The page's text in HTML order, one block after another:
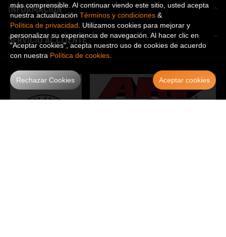
INFORMACIÓN
SERVICIO AL CLIENTE
más comprensible. Al continuar viendo este sitio, usted acepta
nuestra actualización Términos y condiciones &
Política de privacidad . Utilizamos cookies para mejorar y
personalizar su experiencia de navegación. Al hacer clic en
"Aceptar cookies", acepta nuestro uso de cookies de acuerdo
con nuestra Política de cookies
Rechazar Cookies Aceptar cookies